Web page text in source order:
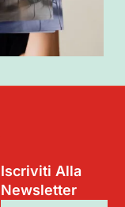
Iscriviti Alla
Newsletter